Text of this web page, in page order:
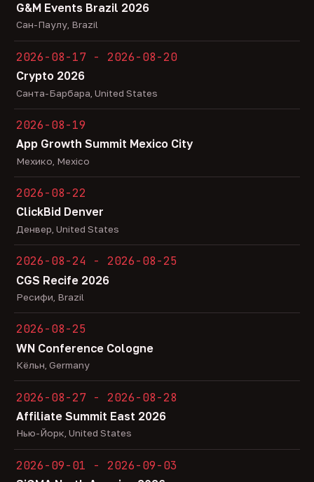
G&M Events Brazil 2026
Сан-Паулу, Brazil
2026-08-17 - 2026-08-20
Crypto 2026
Санта-Барбара, United States
2026-08-19
App Growth Summit Mexico City
Мехико, Mexico
2026-08-22
ClickBid Denver
Денвер, United States
2026-08-24 - 2026-08-25
CGS Recife 2026
Ресифи, Brazil
2026-08-25
WN Conference Cologne
Кёльн, Germany
2026-08-27 - 2026-08-28
Affiliate Summit East 2026
Нью-Йорк, United States
2026-09-01 - 2026-09-03